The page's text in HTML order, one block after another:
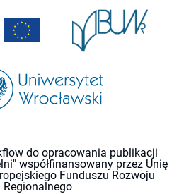
do opracowania publikacji
współfinansowany przez Unię
Funduszu Rozwoju
Regionalnego